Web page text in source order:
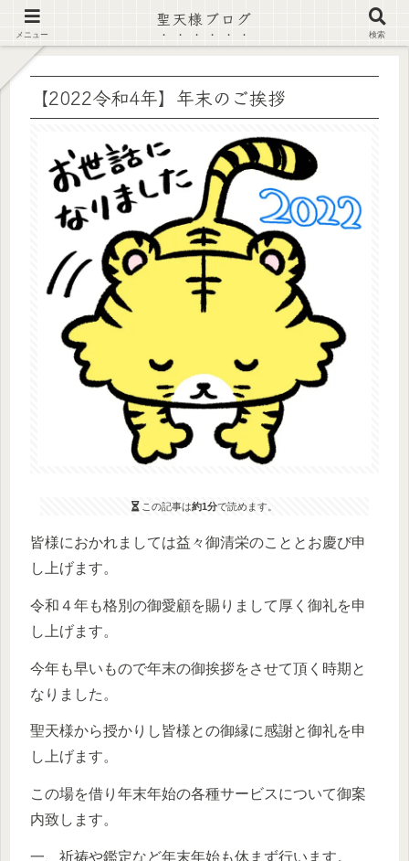
【注意喚起】偽サイト及び偽情報に注意 ▶確認する◀
【2022令和4年】年末のご挨拶
この記事は約1分で読めます。
皆様におかれましては益々御清栄のこととお慶び申
し上げます。
令和４年も格別の御愛顧を賜りまして厚く御礼を申
し上げます。
今年も早いもので年末の御挨拶をさせて頂く時期と
なりました。
聖天様から授かりし皆様との御縁に感謝と御礼を申
し上げます。
この場を借り年末年始の各種サービスについて御案
内致します。
一、祈祷や鑑定など年末年始も休まず行います。
メニュー
聖天様ブログ
検索